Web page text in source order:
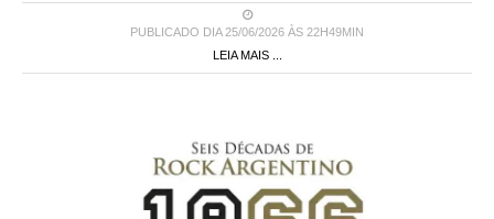
PUBLICADO DIA 25/06/2026 ÀS 22H49MIN
LEIA MAIS ...